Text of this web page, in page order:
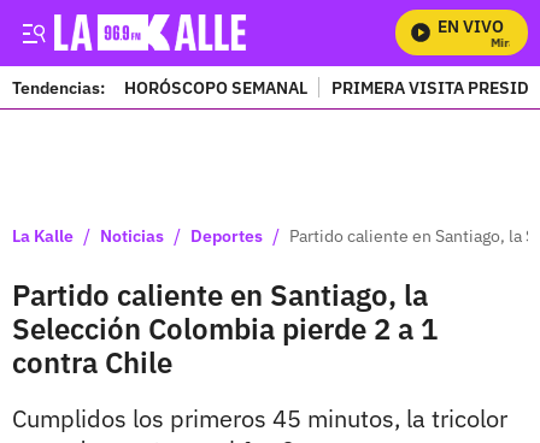
EN VIVO
Mira
Tendencias: HORÓSCOPO SEMANAL PRIMERA VISITA
La Kalle / Noticias / Deportes / Partido caliente en Santiago, la
Partido caliente en Santiago, la
Selección Colombia pierde 2 a 1
contra Chile
Cumplidos los primeros 45 minutos, la tricolor